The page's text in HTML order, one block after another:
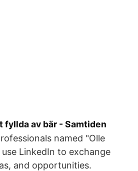
fyllda av bär - Samtiden
named "Olle
LinkedIn to exchange
and opportunities.